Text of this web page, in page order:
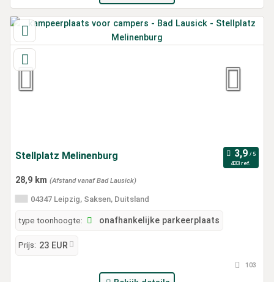
Stellplatz Melinenburg
433 ref.
28,9 km (Afstand vanaf Bad Lausick)
04347 Leipzig, Saksen, Duitsland
type toonhoogte: onafhankelijke parkeerplaats
Prijs: 23 EUR
103